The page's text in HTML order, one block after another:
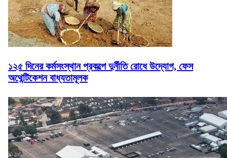
১২৫ দিনের কর্মসংস্থান প্রকল্পে দুর্নীতি রোধে উদ্যোগ, ফেস
অথেন্টিকেশন বাধ্যতামূলক